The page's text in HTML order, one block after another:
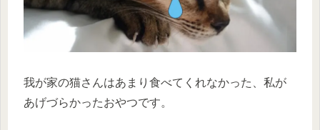
我が家の猫さんはあまり食べてくれなかった、私が
あげづらかったおやつです。